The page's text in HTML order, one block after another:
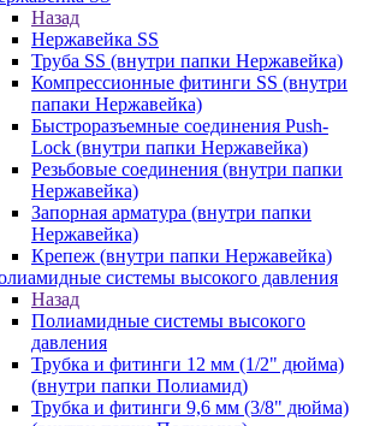
Назад
Нержавейка SS
Труба SS (внутри папки Нержавейка)
Компрессионные фитинги SS (внутри
папаки Нержавейка)
Быстроразъемные соединения Push-
Lock (внутри папки Нержавейка)
Резьбовые соединения (внутри папки
Нержавейка)
Запорная арматура (внутри папки
Нержавейка)
Крепеж (внутри папки Нержавейка)
системы высокого давления
Назад
Полиамидные системы высокого
давления
Трубка и фитинги 12 мм (1/2" дюйма)
(внутри папки Полиамид)
Трубка и фитинги 9,6 мм (3/8" дюйма)